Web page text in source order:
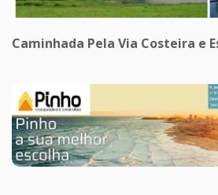
Caminhada Pela Via Costeira e